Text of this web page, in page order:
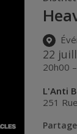
22
20h00
L'Anti
251